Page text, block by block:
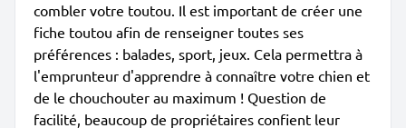
combler votre toutou. Il est important de créer une
fiche toutou afin de renseigner toutes ses
préférences : balades, sport, jeux. Cela permettra à
l'emprunteur d'apprendre à connaître votre chien et
de le chouchouter au maximum ! Question de
facilité, beaucoup de propriétaires confient leur